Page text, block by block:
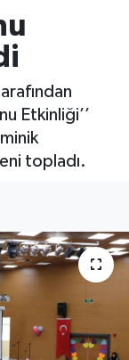
Etkinliği’’
topladı.